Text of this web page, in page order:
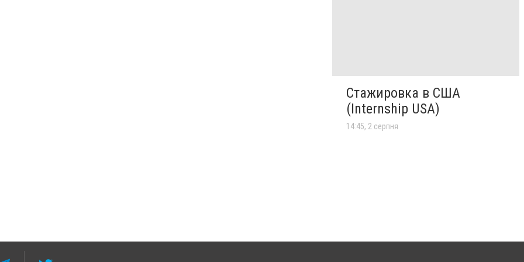
Стажировка в США
(Internship USA)
14:45, 2 серпня